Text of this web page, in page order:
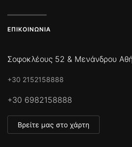
ΕΠΙΚΟΙΝΩΝΊΑ
Σοφοκλέους 52 & Μενάνδρου
+30 2152158888
+30 6982158888
Βρείτε μας στο χάρτη